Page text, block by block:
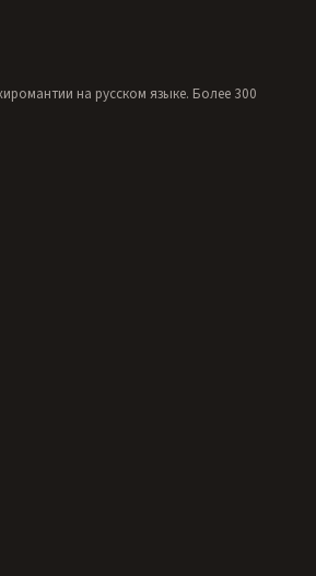
на русском языке. Более 300